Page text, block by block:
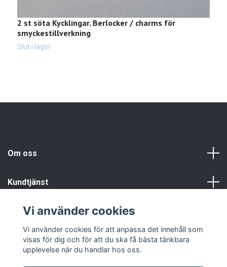
2 st söta Kycklingar. Berlocker / charms för
smyckestillverkning
Slut i lager
Om oss
Kundtjänst
Vi använder cookies
Vi använder cookies för att anpassa det innehåll som
visas för dig och för att du ska få bästa tänkbara
upplevelse när du handlar hos oss.